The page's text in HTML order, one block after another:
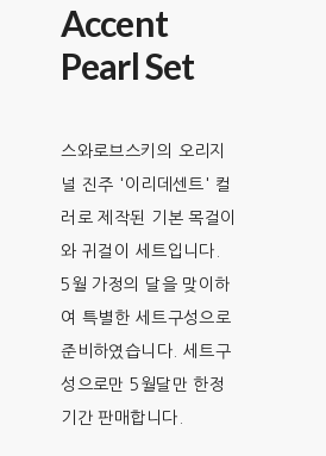
Accent
Pearl Set
스와로브스키의 오리지
널 진주 '이리데센트' 컬
러로 제작된 기본 목걸이
와 귀걸이 세트입니다.
5월 가정의 달을 맞이하
여 특별한 세트구성으로
준비하였습니다. 세트구
성으로만 5월달만 한정
기간 판매합니다.